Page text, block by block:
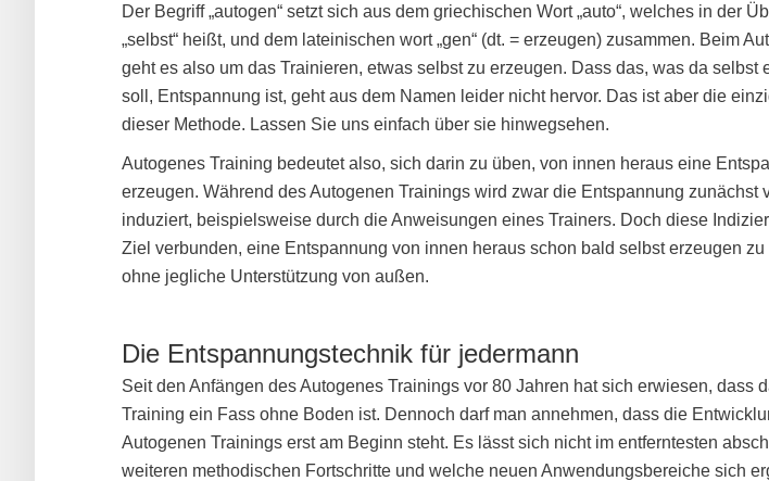
Der Begriff „autogen“ setzt sich aus dem griechischen Wort „auto“, welches in der
„selbst“ heißt, und dem lateinischen wort „gen“ (dt. = erzeugen) zusammen. Beim
geht es also um das Trainieren, etwas selbst zu erzeugen. Dass das, was da selbst
soll, Entspannung ist, geht aus dem Namen leider nicht hervor. Das ist aber die
dieser Methode. Lassen Sie uns einfach über sie hinwegsehen.
Autogenes Training bedeutet also, sich darin zu üben, von innen heraus eine
erzeugen. Während des Autogenen Trainings wird zwar die Entspannung zunächst
induziert, beispielsweise durch die Anweisungen eines Trainers. Doch diese
Ziel verbunden, eine Entspannung von innen heraus schon bald selbst erzeugen
ohne jegliche Unterstützung von außen.
Die Entspannungstechnik für jedermann
Seit den Anfängen des Autogenes Trainings vor 80 Jahren hat sich erwiesen, dass
Training ein Fass ohne Boden ist. Dennoch darf man annehmen, dass die
Autogenen Trainings erst am Beginn steht. Es lässt sich nicht im entferntesten
weiteren methodischen Fortschritte und welche neuen Anwendungsbereiche sich